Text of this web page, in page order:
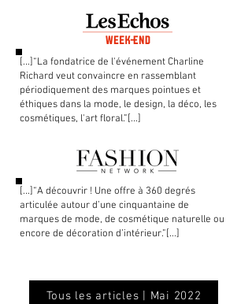
[...]“La fondatrice de l'événement Charline
Richard veut convaincre en rassemblant
périodiquement des marques pointues et
éthiques dans la mode, le design, la déco, les
cosmétiques, l'art floral.”[...]
[...]“A découvrir ! Une offre à 360 degrés
articulée autour d’une cinquantaine de
marques de mode, de cosmétique naturelle ou
encore de décoration d’intérieur.”[...]
Tous les articles | Mai 2022